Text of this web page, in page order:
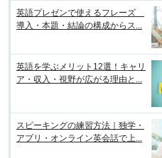
英語プレゼンで使えるフレーズ
導入・本題・結論の構成からス...
英語を学ぶメリット12選！キャリ
ア・収入・視野が広がる理由と...
スピーキングの練習方法｜独学・
アプリ・オンライン英会話で上...